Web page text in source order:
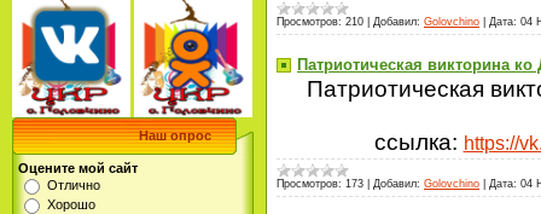
Наш опрос
Оцените мой сайт
Отлично
Хорошо
Просмотров: 210 Добавил: Golovchino Дата: 04
Патриотическая викторина
Патриотическая
ссылка: https://
Просмотров: 173 Добавил: Golovchino Дата: 04